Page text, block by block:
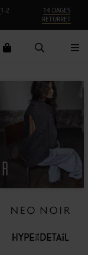
1-2
14 DAGES
RETURRET